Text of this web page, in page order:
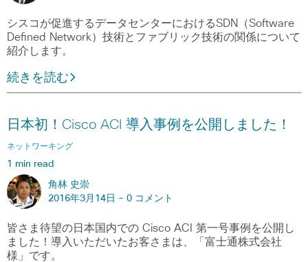
シスコが促進するデータセンターにおけるSDN（Software
Defined Network）技術とファブリック技術の関係について
紹介します。
続きを読む
日本初！Cisco ACI 導入事例を公開しました！
ネットワーキング
1 min read
角林 史崇
2016年3月14日 - 0 コメント
皆さま待望の日本国内での Cisco ACI 第一号事例を公開し
ました！導入いただいたお客さまは、「富士通株式会社
様」です。